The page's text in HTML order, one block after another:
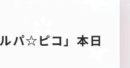
パ☆ピコ」本日